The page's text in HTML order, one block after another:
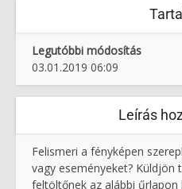
Legutóbbi módosítás
03.01.2019 06:09
Leírás
Felismeri a fényképen
vagy eseményeket?
feltöltőnek az alábbi űrlapon